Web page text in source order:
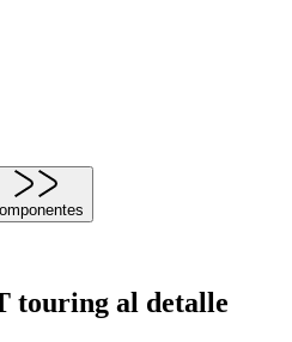
touring al detalle